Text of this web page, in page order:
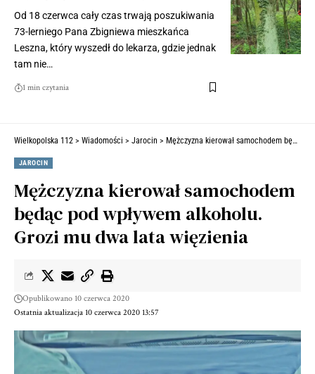
Od 18 czerwca cały czas trwają poszukiwania
73-lerniego Pana Zbigniewa mieszkańca
Leszna, który wyszedł do lekarza, gdzie jednak
tam nie…
1 min czytania
Wielkopolska 112 > Wiadomości > Jarocin > Mężczyzna kierował samochodem będąc pod wpływem alkoholu. Grozi mu dwa lata więzienia
JAROCIN
Mężczyzna kierował samochodem
będąc pod wpływem alkoholu.
Grozi mu dwa lata więzienia
Ostatnia aktualizacja 10 czerwca 2020 13:57
Opublikowano 10 czerwca 2020